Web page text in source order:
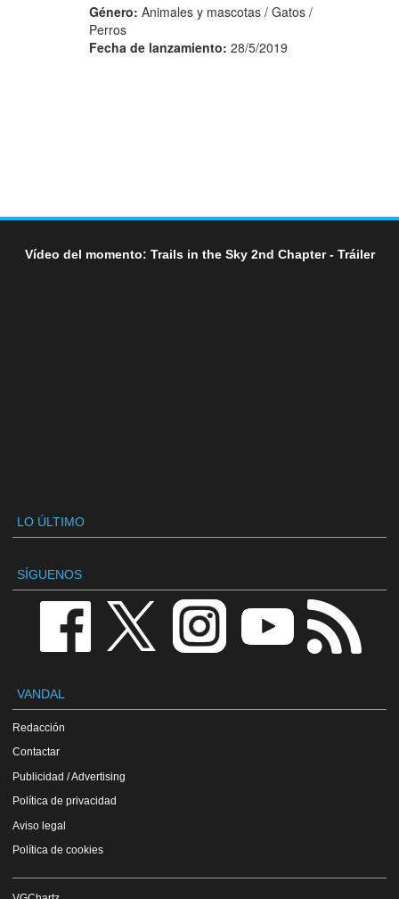
Género: Animales y mascotas / Gatos /
Perros
Fecha de lanzamiento: 28/5/2019
Vídeo del momento: Trails in the Sky 2nd Chapter - Tráiler
LO ÚLTIMO
SÍGUENOS
VANDAL
Redacción
Contactar
Publicidad / Advertising
Política de privacidad
Aviso legal
Política de cookies